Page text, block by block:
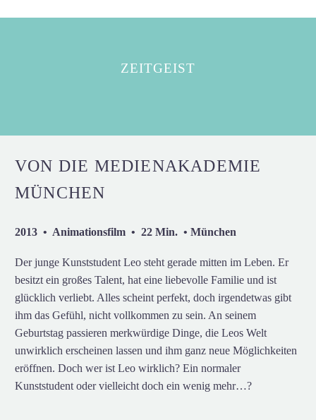
ZEITGEIST
VON DIE MEDIENAKADEMIE
MÜNCHEN
2013 • Animationsfilm • 22 Min. • München
Der junge Kunststudent Leo steht gerade mitten im Leben. Er
besitzt ein großes Talent, hat eine liebevolle Familie und ist
glücklich verliebt. Alles scheint perfekt, doch irgendetwas gibt
ihm das Gefühl, nicht vollkommen zu sein. An seinem
Geburtstag passieren merkwürdige Dinge, die Leos Welt
unwirklich erscheinen lassen und ihm ganz neue Möglichkeiten
eröffnen. Doch wer ist Leo wirklich? Ein normaler
Kunststudent oder vielleicht doch ein wenig mehr…?